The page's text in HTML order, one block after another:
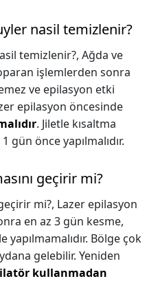
nasil temizlenir?
temizlenir?, Ağda ve
işlemlerden sonra
ve epilasyon etki
epilasyon öncesinde
. Jiletle kısaltma
gün önce yapılmalıdır.
geçirir mi?
mi?, Lazer epilasyon
en az 3 gün kesme,
Bölge çok
gelebilir. Yeniden
kullanmadan